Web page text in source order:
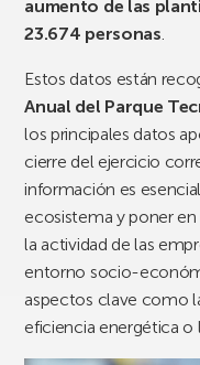
aumento de las
23.674 personas.
Estos datos están
Anual del Parque
los principales datos
cierre del ejercicio
información es
ecosistema y poner
la actividad de las
entorno socio-
aspectos clave como
eficiencia energética o